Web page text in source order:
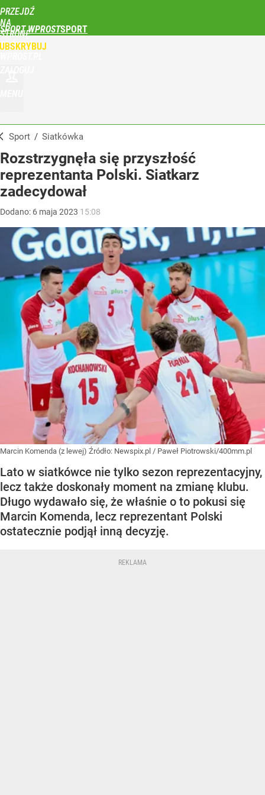
PRZEJDŹ
NA
STRONĘ
GŁÓWNĄ
SPORT WPROST
Sport / Siatkówka
Rozstrzygnęła się przyszłość
reprezentanta Polski. Siatkarz
zadecydował
Dodano: 6 maja 2023 15:08
Marcin Komenda (z lewej) Źródło: Newspix.pl / Paweł Piotrowski/400mm.pl
Lato w siatkówce nie tylko sezon reprezentacyjny,
lecz także doskonały moment na zmianę klubu.
Długo wydawało się, że właśnie o to pokusi się
Marcin Komenda, lecz reprezentant Polski
ostatecznie podjął inną decyzję.